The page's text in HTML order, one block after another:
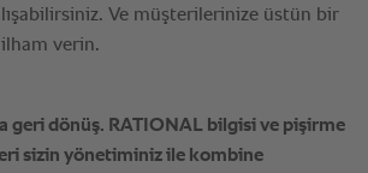
geri dönüş. RATIONAL bilgisi ve pişirme
sizin yönetiminiz ile kombine